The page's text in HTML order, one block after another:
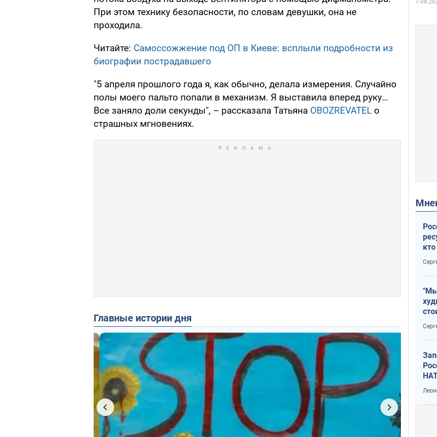
При этом технику безопасности, по словам девушки, она не
проходила.
Читайте: Самоссожжение под ОП в Киеве: всплыли подробности из
биографии пострадавшего
"5 апреля прошлого года я, как обычно, делала измерения. Случайно
полы моего пальто попали в механизм. Я выставила вперед руку…
Все заняло доли секунды", – рассказала Татьяна OBOZREVATEL о
страшных мгновениях.
Главные истории дня